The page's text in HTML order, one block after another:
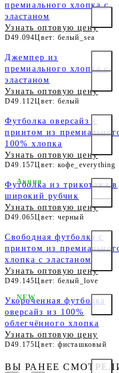
премиального хлопка с
эластаном
Узнать оптовую цену
D49.094Цвет: белый_sea
Джемпер из
премиального хлопка с
эластаном
Узнать оптовую цену
D49.112Цвет: белый
Футболка оверсайз с
принтом из
100% хлопка
Узнать оптовую цену
D49.157Цвет: кофе_everything
Футболка из трикотажа в
широкий рубчик
Узнать оптовую цену
D49.065Цвет: черный
Акция
Свободная футболка с
принтом из
хлопка с эластаном
Узнать оптовую цену
D49.145Цвет: белый_love
Укороченная футболка
оверсайз из 100%
облегчённого хлопка
Узнать оптовую цену
D49.175Цвет: фисташковый
NEW
ВЫ РАНЕЕ